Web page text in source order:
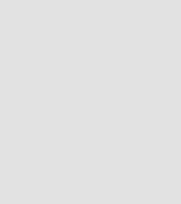
de Montbéliard
de Montbéliard
de Montbéliard
Instagram, Pays de